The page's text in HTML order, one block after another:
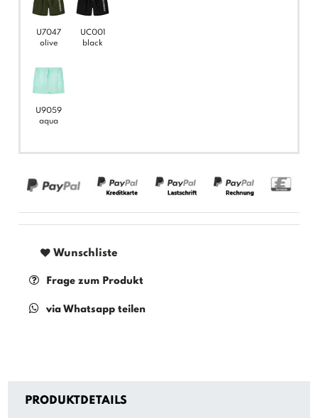
U7047
olive
U9059
aqua
UC001
black
Wunschliste
Frage zum Produkt
via Whatsapp teilen
PRODUKTDETAILS